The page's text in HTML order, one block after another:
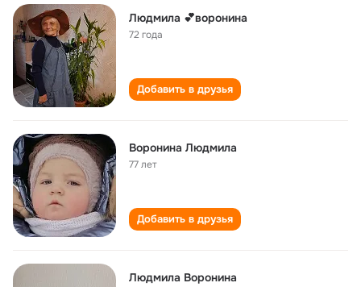
Людмила 💕воронина
72 года
Добавить в друзья
Воронина Людмила
77 лет
Добавить в друзья
Людмила Воронина